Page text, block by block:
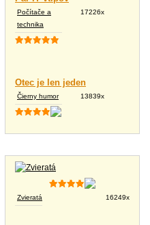
Počítače a
technika
17226x
Otec je len jeden
Čierny humor 13839x
Zvieratá 16249x